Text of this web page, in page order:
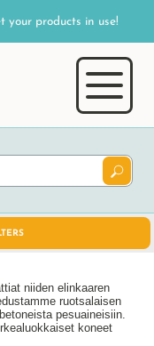
your products in use!
niiden elinkaaren
ruotsalaisen
pesuaineisiin.
koneet